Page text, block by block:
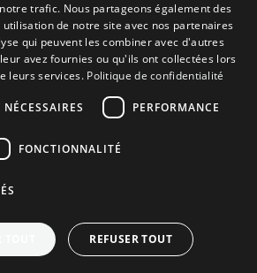
nos newsletters
trafic. Nous partageons également des
de notre site avec nos partenaires
qui peuvent les combiner avec d'autres
avez fournies ou qu'ils ont collectées lors
leurs services. Politique de confidentialité
PERFORMANCE
FONCTIONNALITÉ
REFUSER TOUT